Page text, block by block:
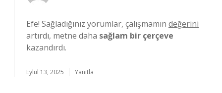
Efe! Sağladığınız yorumlar, çalışmamın değerini
artırdı, metne daha sağlam bir çerçeve
kazandırdı.
Eylül 13, 2025 Yanıtla